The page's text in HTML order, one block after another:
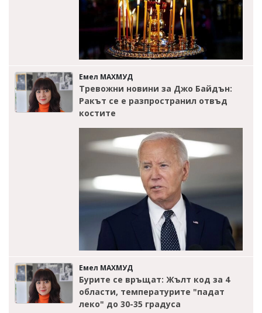
Емел МАХМУД
Тревожни новини за Джо Байдън:
Ракът се е разпространил отвъд
костите
Емел МАХМУД
Бурите се връщат: Жълт код за 4
области, температурите "падат
леко" до 30-35 градуса